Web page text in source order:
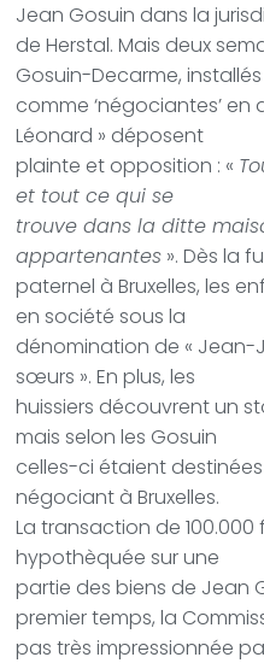
Jean Gosuin dans la
de Herstal. Mais deux
Gosuin-Decarme, installés
comme ‘négociantes’ en
Léonard » déposent
plainte et opposition : «
et tout ce qui se
trouve dans la ditte
appartenantes ». Dès la
paternel à Bruxelles, les
en société sous la
dénomination de « Jean-
sœurs ». En plus, les
huissiers découvrent un
mais selon les Gosuin
celles-ci étaient
négociant à Bruxelles.
La transaction de
hypothèquée sur une
partie des biens de Jean
premier temps, la
pas très impressionnée